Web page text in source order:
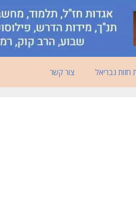
חזות גבריאל צור קשר